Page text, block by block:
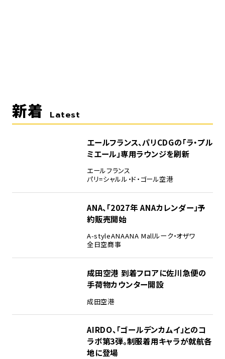
新着 Latest
エールフランス、パリCDGの「ラ・プル
ミエール」専用ラウンジを刷新
エールフランス
パリ=シャルル・ド・ゴール空港
ANA、「2027年 ANAカレンダー」予
約販売開始
A-styleANAANA Mallルーク・オザワ
全日空商事
成田空港 到着フロアに佐川急便の
手荷物カウンター開設
成田空港
AIRDO、「ゴールデンカムイ」とのコ
ラボ第3弾。制服着用キャラが就航各
地に登場